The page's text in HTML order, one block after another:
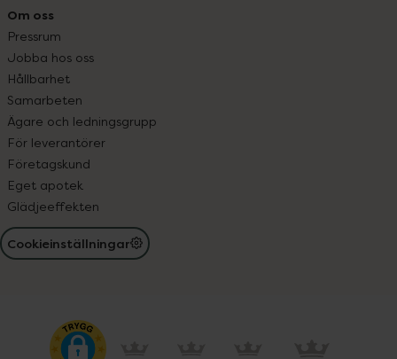
Om oss
Pressrum
Jobba hos oss
Hållbarhet
Samarbeten
Ägare och ledningsgrupp
För leverantörer
Företagskund
Eget apotek
Glädjeeffekten
Cookieinställningar